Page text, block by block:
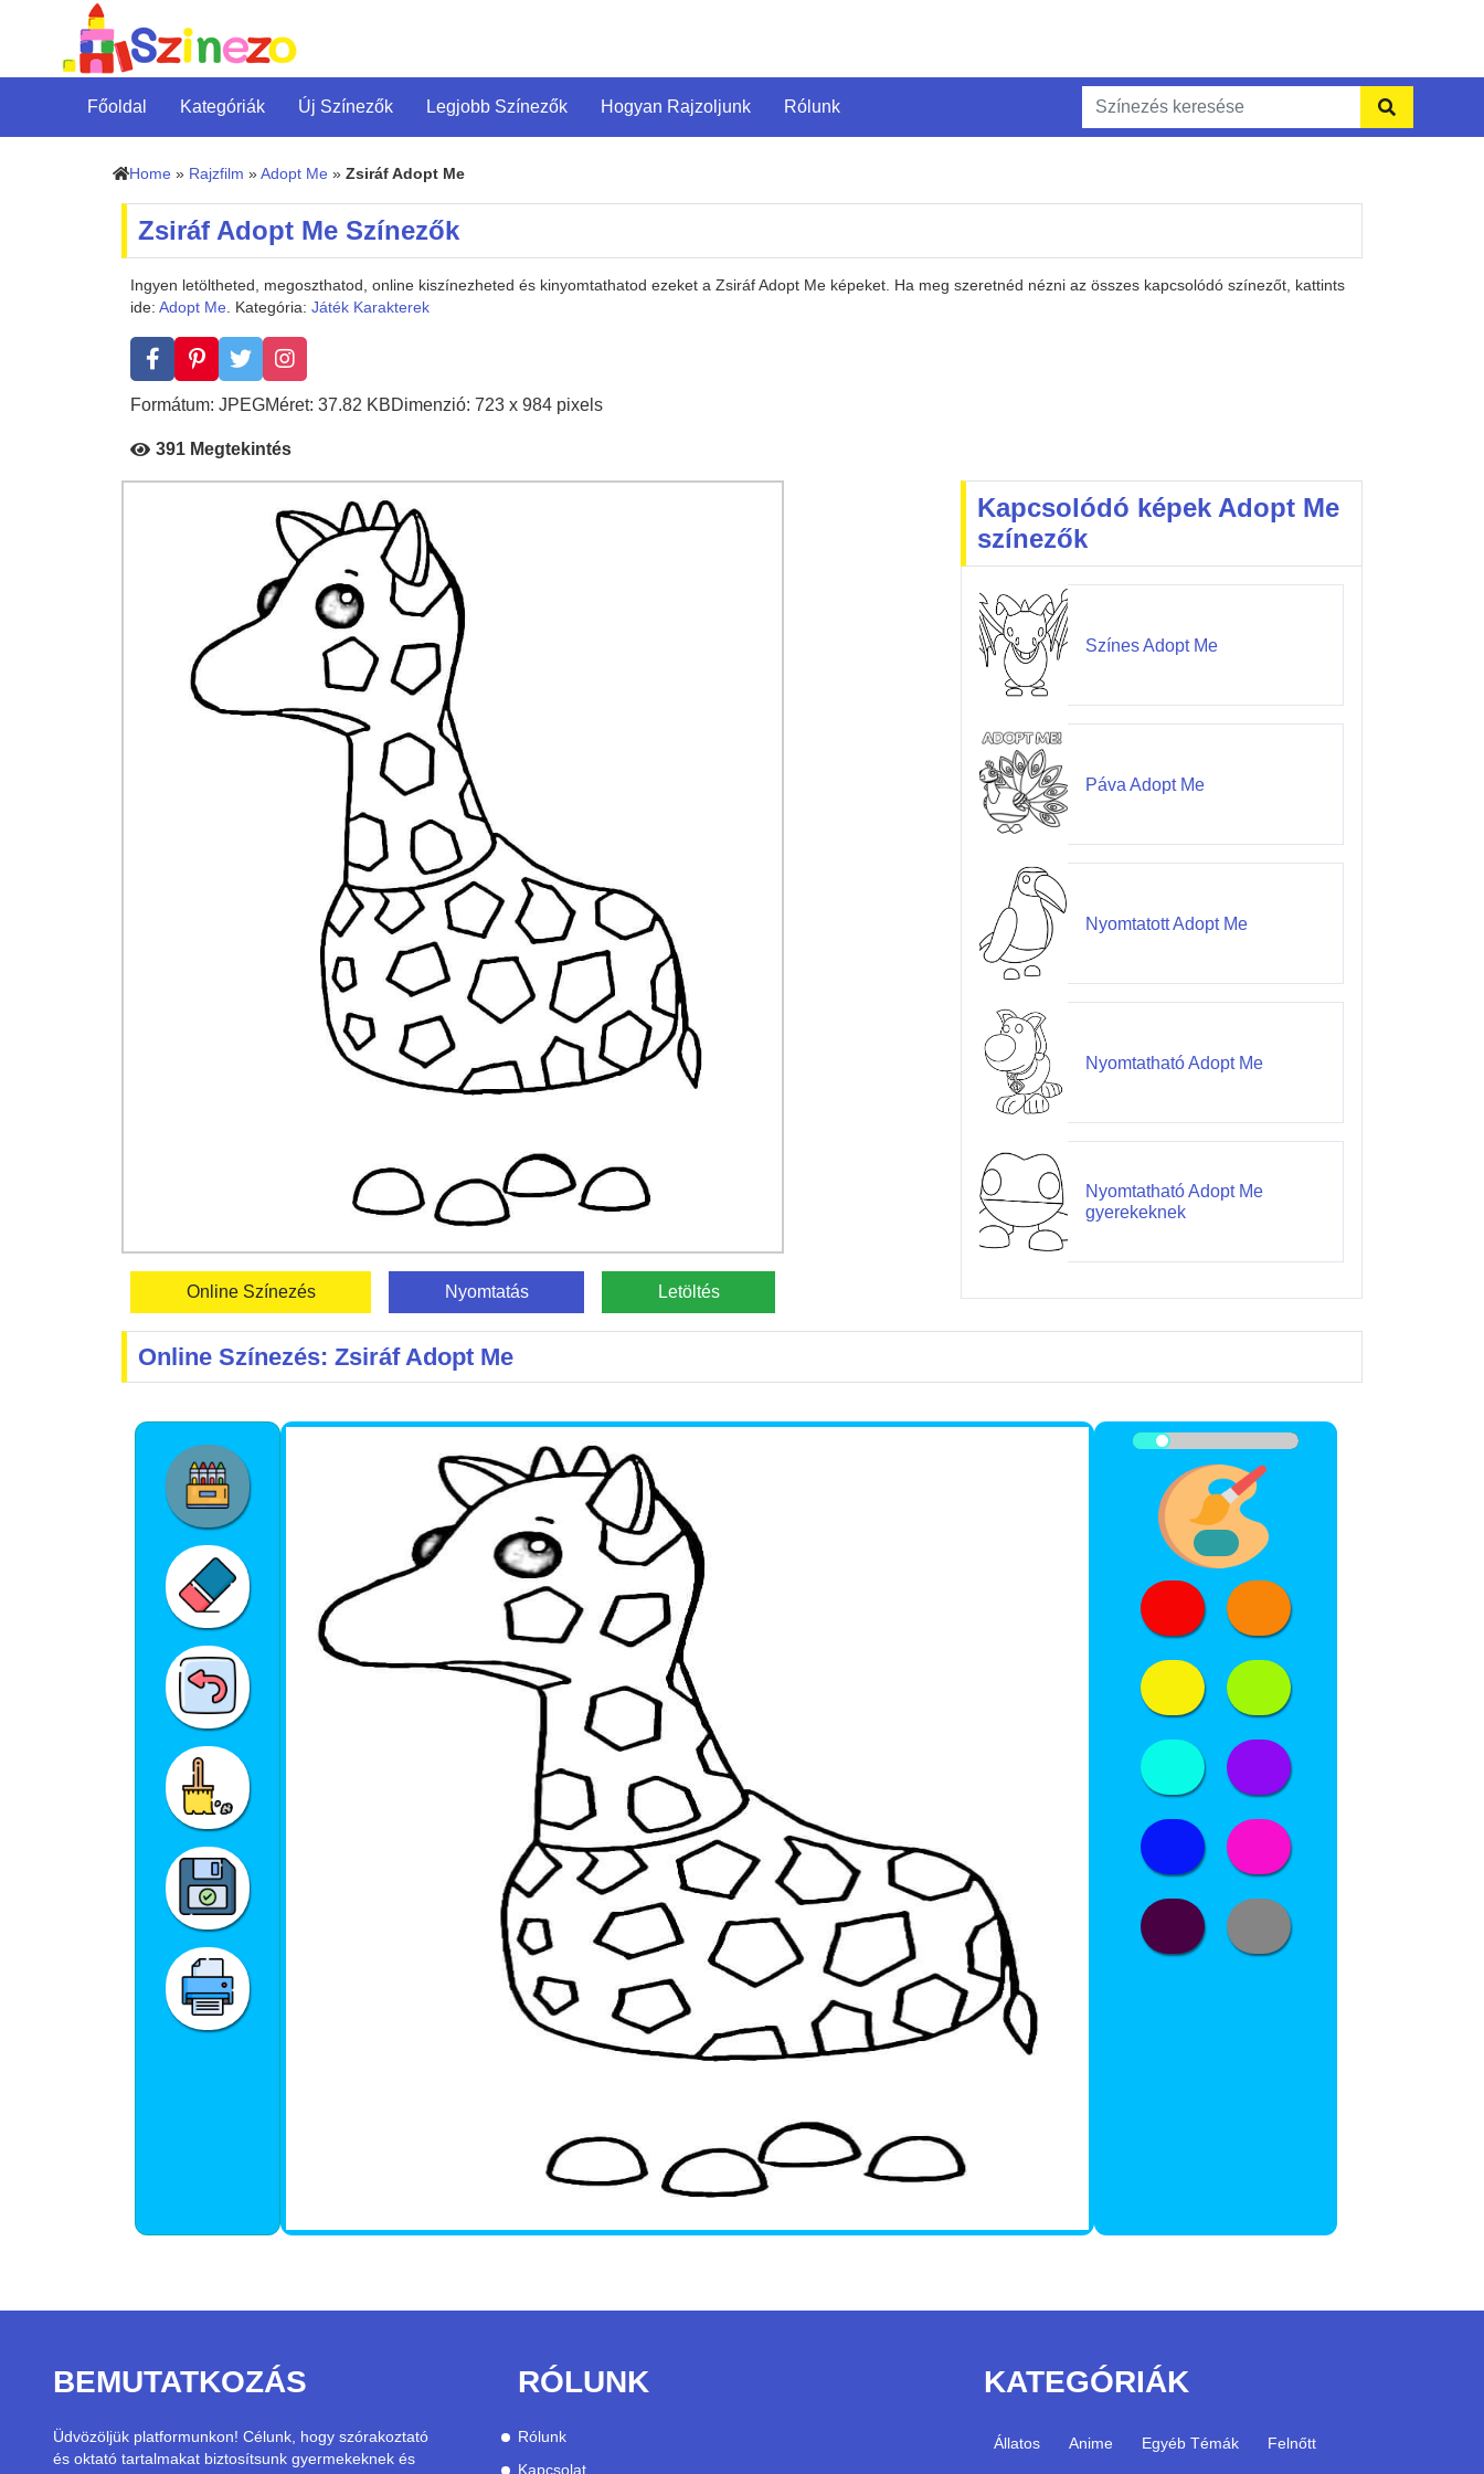
Főoldal Kategóriák Új Színezők Legjobb Színezők Hogyan Rajzoljunk Rólunk
Home » Rajzfilm » Adopt Me » Zsiráf Adopt Me
Zsiráf Adopt Me Színezők
Ingyen letöltheted, megoszthatod, online kiszínezheted és kinyomtathatod ezeket a Zsiráf Adopt Me képeket. Ha meg szeretnéd nézni az összes kapcsolódó színezőt, kattints
ide: Adopt Me. Kategória: Játék Karakterek
Formátum: JPEGMéret: 37.82 KBDimenzió: 723 x 984 pixels
391 Megtekintés
Online Színezés Nyomtatás Letöltés
Kapcsolódó képek Adopt Me
színezők
Színes Adopt Me
Páva Adopt Me
Nyomtatott Adopt Me
Nyomtatható Adopt Me
Nyomtatható Adopt Me
gyerekeknek
Online Színezés: Zsiráf Adopt Me
BEMUTATKOZÁS
Üdvözöljük platformunkon! Célunk, hogy szórakoztató
és oktató tartalmakat biztosítsunk gyermekeknek és
RÓLUNK
Rólunk
Kapcsolat
KATEGÓRIÁK
Állatos Anime Egyéb Témák Felnőtt